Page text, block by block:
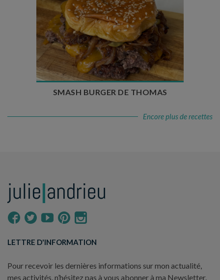
Temps de préparation : 20 min
Temps de cuisson : 5 à 10 min
Nombre de couverts : 4
SMASH BURGER DE THOMAS
Encore plus de recettes
LETTRE D'INFORMATION
Pour recevoir les dernières informations sur mon actualité,
mes activités, n’hésitez pas à vous abonner à ma Newsletter.